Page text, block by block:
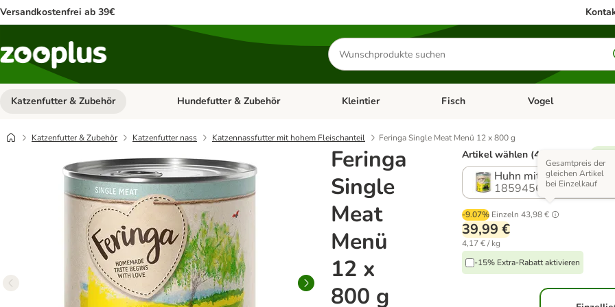
Versandkostenfrei ab 39€
Produkte
suchen
Katzenfutter & Zubehör Kategorie-Menü öffnen: Katzenfutter & Zubehör
Hundefutter & Zubehör Kategorie-Menü öffnen: Hundefutter & Zubehör
Kleintier Kategorie-Menü öffnen: Kleintier
Fisch Kategorie-Menü
Vogel
Katzenfutter & Zubehör Katzenfutter nass Katzennassfutter mit hohem Fleischanteil Feringa Single Meat Menü 12 x 800 g
Feringa
Single
Meat
Menü
12 x
800 g
Artikel wählen (4 Varianten) %
Huhn mit Kürbis &
1859456.1
-9.07% Einzeln 43,98 €
Gesamtpreis der
gleichen Artikel
bei Einzelkauf
39,99 €
4,17 € / kg
-15% Extra-Rabatt aktivieren